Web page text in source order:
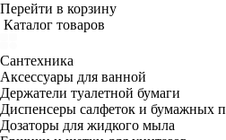
Перейти в корзину
Каталог товаров
Сантехника
Аксессуары для ванной
Держатели туалетной бумаги
Диспенсеры салфеток и бумажных
Дозаторы для жидкого мыла